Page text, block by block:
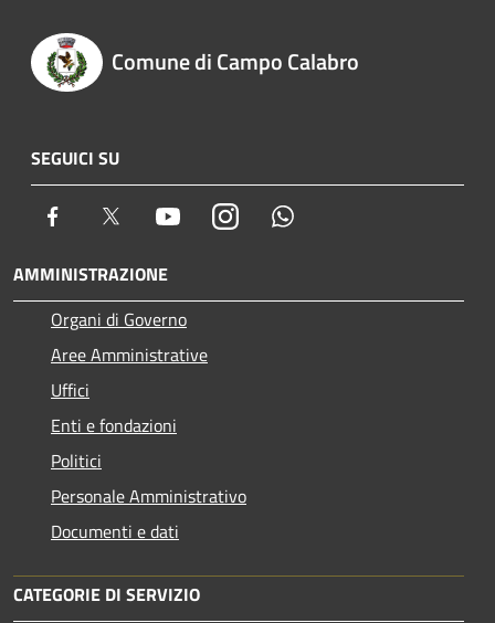
Comune di Campo Calabro
SEGUICI SU
Facebook Twitter YoutubeInstagram
AMMINISTRAZIONE
Organi di Governo
Aree Amministrative
Uffici
Enti e fondazioni
Politici
Personale Amministrativo
Documenti e dati
CATEGORIE DI SERVIZIO